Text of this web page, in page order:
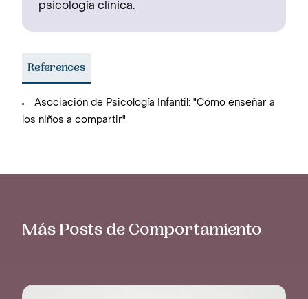
psicología clínica.
References
Asociación de Psicología Infantil: "Cómo enseñar a
los niños a compartir".
Más Posts de Comportamiento